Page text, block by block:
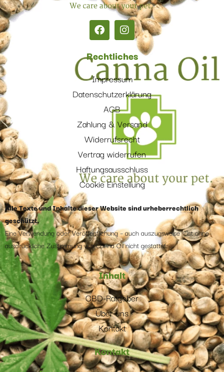
Rechtliches
Impressum
Datenschutzerklärung
AGB
Zahlung & Versand
Widerrufsrecht
Vertrag widerrufen
Haftungsausschluss
Cookie Einstellung
Alle Texte und Inhalte dieser Website sind urheberrechtlich
geschützt.
Eine Verwendung oder Veröffentlichung – auch auszugsweise – ist ohne
ausdrückliche Zustimmung von Canna Oil nicht gestattet.
Inhalt
CBD-Ratgeber
Über uns
Kontakt
Kontakt